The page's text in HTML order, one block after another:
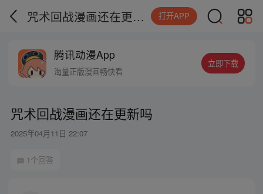
咒术回战漫画还在更新吗 打开APP
腾讯动漫App
海量正版漫画畅快看
立即下载
咒术回战漫画还在更新吗
2025年04月11日 22:07
1个回答